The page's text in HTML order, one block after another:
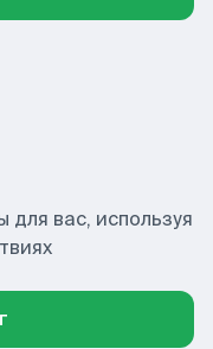
вас, используя